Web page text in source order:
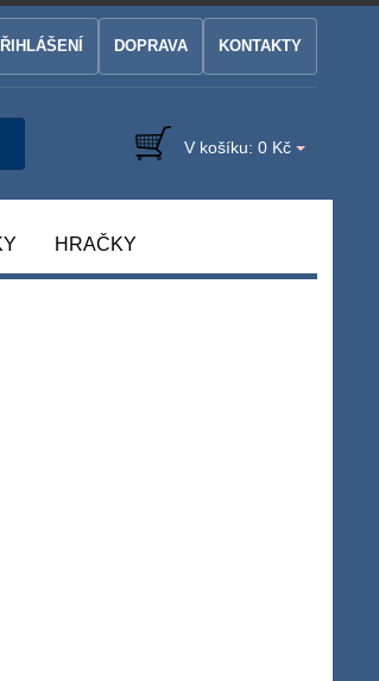
DOPRAVA KONTAKTY
V košíku: 0 Kč
HRAČKY